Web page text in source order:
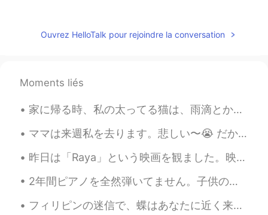
ですね。
メキシコ旅行中にメキシコ人女性に日本語
Ouvrez HelloTalk pour rejoindre la conversation
Moments liés
家に帰る時、私の太ってる猫は、雨滴とか、落ち葉とか、飛んでいる鳥とか、通り過ぎる車とか、または歩いている人をほとんどいつもまじめに見てます。何かを見ています。多分私が見ることができないものを見て...
ママは来週私を去ります。悲しい〜😭 だから、ひまわりの畑に連れて行きました。ママはひまわりのように花だと思います。明るくて陽気な感じがあるから。ひまわりを見ると、そんなことを思ってます。ママを考...
昨日は「Raya」という映画を観ました。映画の設定は東南アジアで、色々な東南アジアに関係があるものを見た時嬉しかった。 ラヤちゃんはArnis / Eskrima /Kali が本当にかっこよ...
2年間ピアノを全然弾いてません。子供の時、私の好きなおもちゃはピアノおもちゃでした。色々な歌を聞いておの歌をピアノで弾けました。だから、ピアノのレッスンを受けました。しかし、音符を読めませんでし...
フィリピンの迷信で、蝶はあなたに近く来たら、それは亡くなった親戚の魂です。本当の現象以上のもので、比喩です。地面が好きな毛虫は蝶になったように地上の体を残した魂です。 今日はいつもの田舎の道路...